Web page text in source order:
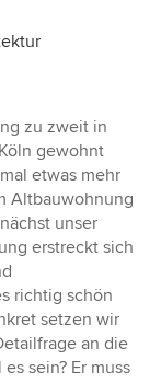
zu zweit in
gewohnt
etwas mehr
Altbauwohnung
unser
erstreckt sich
richtig schön
setzen wir
an die
sein? Er muss